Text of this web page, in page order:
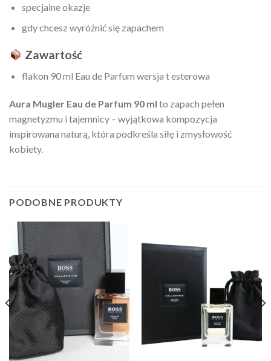
specjalne okazje
gdy chcesz wyróżnić się zapachem
Zawartość
flakon 90 ml Eau de Parfum wersja t esterowa
Aura Mugler Eau de Parfum 90 ml to zapach pełen
magnetyzmu i tajemnicy – wyjątkowa kompozycja
inspirowana naturą, która podkreśla siłę i zmysłowość
kobiety.
PODOBNE PRODUKTY